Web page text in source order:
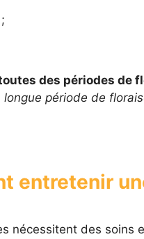
des périodes de
période de
entretenir
nécessitent des soins